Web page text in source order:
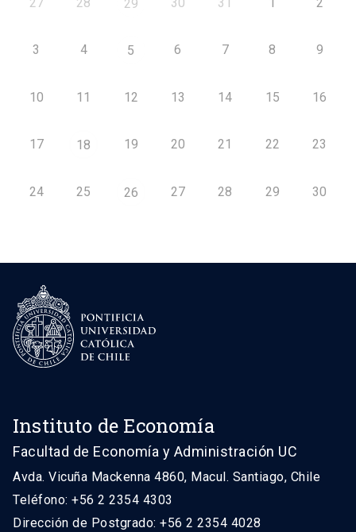
29
3 4 5 6 7 8 9
10 11 12 13 14 15 16
17 18 19 20 21 22 23
24 25 26 27 28 29 30
Instituto de Economía
Facultad de Economía y Administración UC
Avda. Vicuña Mackenna 4860, Macul. Santiago, Chile
Teléfono: +56 2 2354 4303
Dirección de Postgrado: +56 2 2354 4028